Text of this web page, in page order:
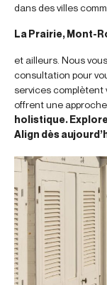
dans des villes
La Prairie, Mont-
et ailleurs. Nous
consultation pour
services complètent
offrent une
holistique.
Align dès